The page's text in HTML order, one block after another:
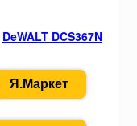
DeWALT DCS367N
Я.Маркет